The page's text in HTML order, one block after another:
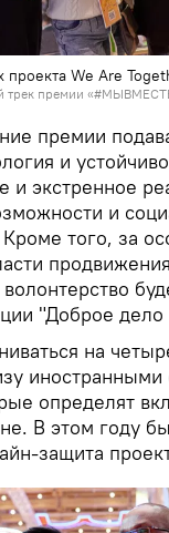
проекта We Are
трек премии
премии
и
и экстренное
и
того, за
"Доброе дело
на
определят
В этом году
защита